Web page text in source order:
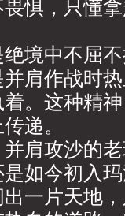
惧，只懂
境中不屈
肩作战时
。这种精
递。
肩攻沙的
如今初入
一片天地